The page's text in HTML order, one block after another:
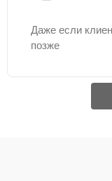
Даже если
позже